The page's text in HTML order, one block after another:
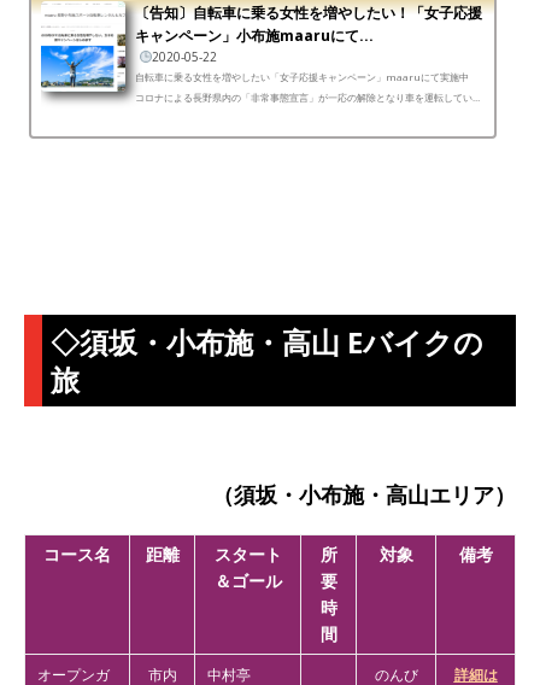
〔告知〕自転車に乗る女性を増やしたい！「女子応援
キャンペーン」小布施maaruにて...
2020-05-22
自転車に乗る女性を増やしたい「女子応援キャンペーン」maaruにて実施中
コロナによる長野県内の「非常事態宣言」が一応の解除となり車を運転している
◇須坂・小布施・高山 Eバイクの
旅
（須坂・小布施・高山エリア）
コース名 距離
スタート
＆ゴール
所
要
時
間
対象 備考
オープンガ
市内
中村亭
のんび
詳細は